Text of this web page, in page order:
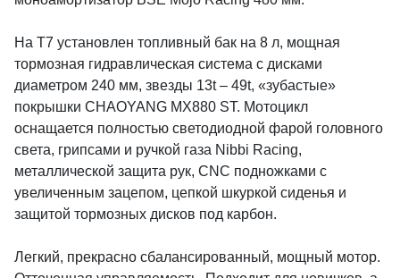
На T7 установлен топливный бак на 8 л, мощная
тормозная гидравлическая система с дисками
диаметром 240 мм, звезды 13t – 49t, «зубастые»
покрышки CHAOYANG MX880 ST. Мотоцикл
оснащается полностью светодиодной фарой головного
света, грипсами и ручкой газа Nibbi Racing,
металлической защита рук, CNC подножками с
увеличенным зацепом, цепкой шкуркой сиденья и
защитой тормозных дисков под карбон.
Легкий, прекрасно сбалансированный, мощный мотор.